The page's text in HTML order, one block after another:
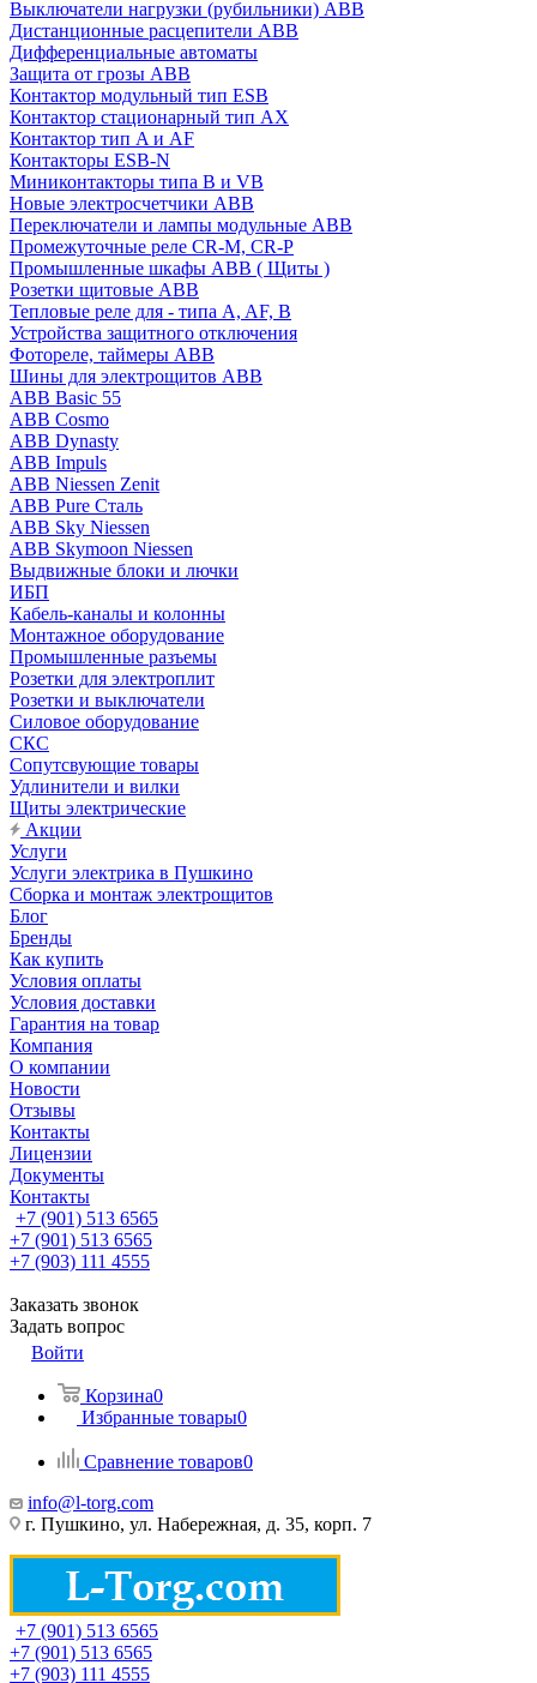
Выключатели нагрузки (рубильники) ABB
Дистанционные расцепители ABB
Дифференциальные автоматы
Защита от грозы ABB
Контактор модульный тип ESB
Контактор стационарный тип AX
Контактор тип A и AF
Контакторы ESB-N
Миниконтакторы типа B и VB
Новые электросчетчики ABB
Переключатели и лампы модульные ABB
Промежуточные реле CR-M, CR-P
Промышленные шкафы ABB ( Щиты )
Розетки щитовые ABB
Тепловые реле для - типа A, AF, B
Устройства защитного отключения
Фотореле, таймеры ABB
Шины для электрощитов АВВ
ABB Basic 55
ABB Cosmo
ABB Dynasty
ABB Impuls
ABB Niessen Zenit
ABB Pure Сталь
ABB Sky Niessen
ABB Skymoon Niessen
Выдвижные блоки и лючки
ИБП
Кабель-каналы и колонны
Монтажное оборудование
Промышленные разъемы
Розетки для электроплит
Розетки и выключатели
Силовое оборудование
СКС
Сопутсвующие товары
Удлинители и вилки
Щиты электрические
Акции
Услуги
Услуги электрика в Пушкино
Сборка и монтаж электрощитов
Блог
Бренды
Как купить
Условия оплаты
Условия доставки
Гарантия на товар
Компания
О компании
Новости
Отзывы
Контакты
Лицензии
Документы
Контакты
+7 (901) 513 6565
+7 (901) 513 6565
+7 (903) 111 4555
Заказать звонок
Задать вопрос
Войти
Корзина0
Избранные товары0
Сравнение товаров0
info@l-torg.com
г. Пушкино, ул. Набережная, д. 35, корп. 7
+7 (901) 513 6565
+7 (901) 513 6565
+7 (903) 111 4555